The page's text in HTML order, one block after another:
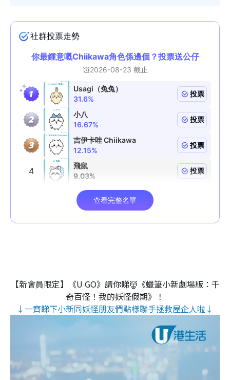
【新會員限定】《U GO》請你睇👹《蠟筆小新劇場版：千
奇百怪！我的妖怪假期》！
↓一齊睇下小新同妖怪朋友們點樣聯手拯救屋企人啦↓